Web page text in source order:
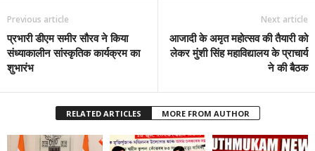
Previous article
प्रभारी डीएम समीर सौरव ने किया
संध्याकालीन सांस्कृतिक कार्यक्रम का
शुभारंभ
Next article
आजादी के अमृत महोत्सव की तैयारी को
लेकर मुंशी सिंह महाविद्यालय के प्राचार्य
ने की बैठक
RELATED ARTICLES MORE FROM AUTHOR